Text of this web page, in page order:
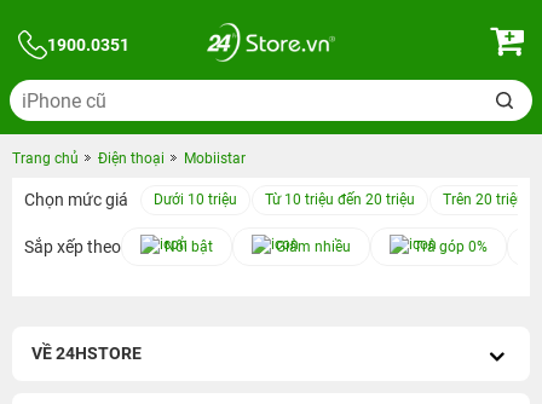
1900.0351
Trang chủ Điện thoại Mobiistar
Chọn mức giá Dưới 10 triệu Từ 10 triệu đến 20 triệu Trên 20 triệu
Sắp xếp theo Nổi bật Giảm nhiều Trả góp 0%
VỀ 24HSTORE